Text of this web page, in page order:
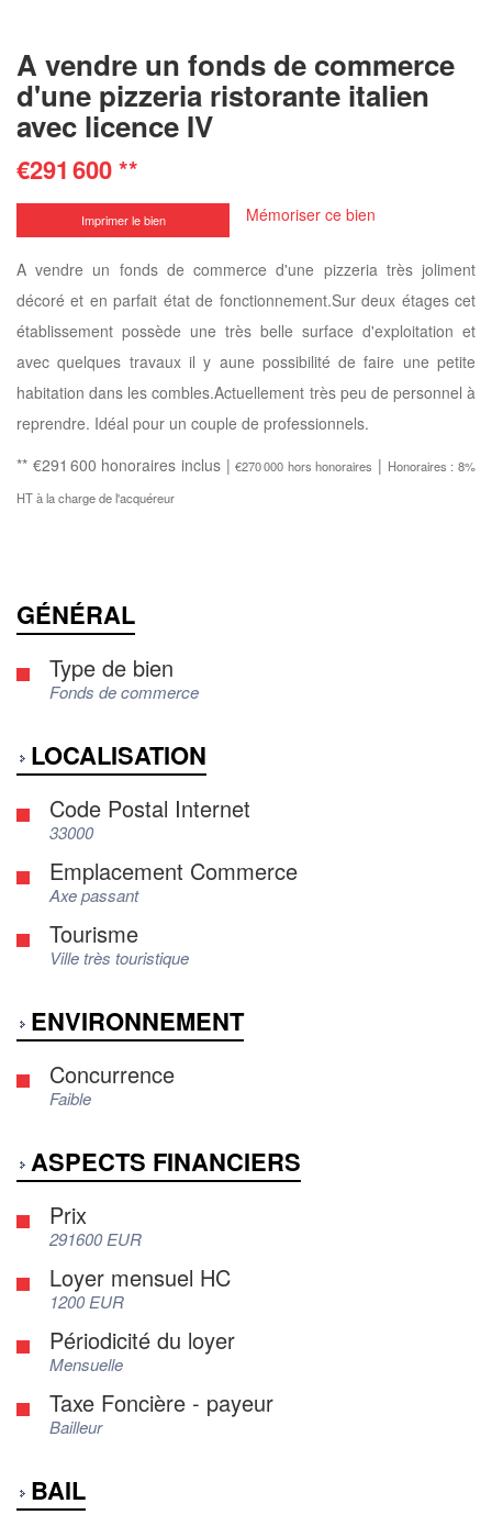
A vendre un fonds de commerce
d'une pizzeria ristorante italien
avec licence IV
€291 600**
Imprimer le bien Mémoriser ce bien
A vendre un fonds de commerce d'une pizzeria très joliment
décoré et en parfait état de fonctionnement.Sur deux étages cet
établissement possède une très belle surface d'exploitation et
avec quelques travaux il y aune possibilité de faire une petite
habitation dans les combles.Actuellement très peu de personnel à
reprendre. Idéal pour un couple de professionnels.
** €291 600 honoraires inclus |€270 000 hors honoraires | Honoraires : 8%
HT à la charge de l'acquéreur
GÉNÉRAL
Type de bien
Fonds de commerce
LOCALISATION
Code Postal Internet
33000
Emplacement Commerce
Axe passant
Tourisme
Ville très touristique
ENVIRONNEMENT
Concurrence
Faible
ASPECTS FINANCIERS
Prix
291600 EUR
Loyer mensuel HC
1200 EUR
Périodicité du loyer
Mensuelle
Taxe Foncière - payeur
Bailleur
BAIL